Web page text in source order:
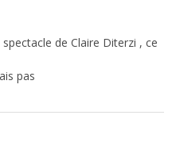
de Claire Diterzi , ce
pas